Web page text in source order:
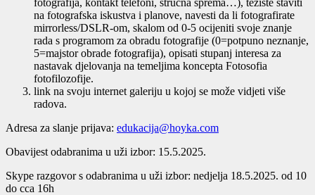
fotografija, kontakt telefoni, stručna sprema…), težište staviti
na fotografska iskustva i planove, navesti da li fotografirate
mirrorless/DSLR-om, skalom od 0-5 ocijeniti svoje znanje
rada s programom za obradu fotografije (0=potpuno neznanje,
5=majstor obrade fotografija), opisati stupanj interesa za
nastavak djelovanja na temeljima koncepta Fotosofia
fotofilozofije.
link na svoju internet galeriju u kojoj se može vidjeti više
radova.
Adresa za slanje prijava: edukacija@hoyka.com
Obavijest odabranima u uži izbor: 15.5.2025.
Skype razgovor s odabranima u uži izbor: nedjelja 18.5.2025. od 10
do cca 16h